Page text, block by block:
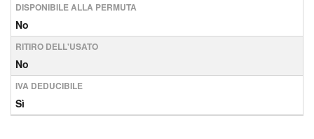
DISPONIBILE ALLA PERMUTA
No
RITIRO DELL'USATO
No
IVA DEDUCIBILE
Sì